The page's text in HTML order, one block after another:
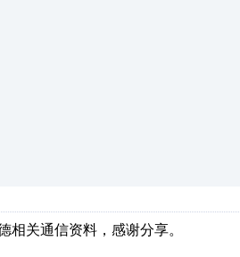
相关通信资料，感谢分享。